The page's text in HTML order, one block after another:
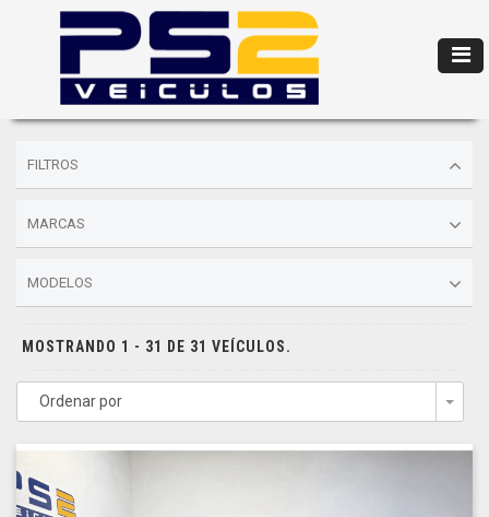
FILTROS
MARCAS
MODELOS
MOSTRANDO 1 - 31 DE 31 VEÍCULOS.
Ordenar por